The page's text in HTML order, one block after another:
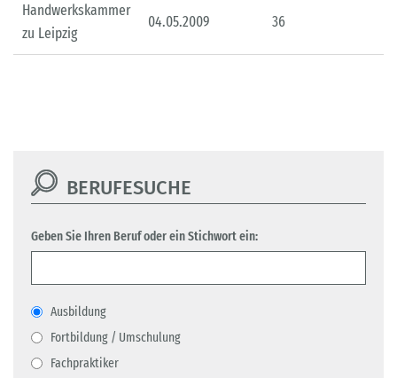
Handwerkskammer
zu Leipzig
04.05.2009 36
BERUFESUCHE
Geben Sie Ihren Beruf oder ein Stichwort ein:
Ausbildung
Fortbildung / Umschulung
Fachpraktiker